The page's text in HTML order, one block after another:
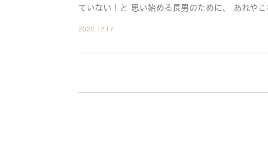
ていない！と 思い始める長男のために、 あれや
2020.12.17